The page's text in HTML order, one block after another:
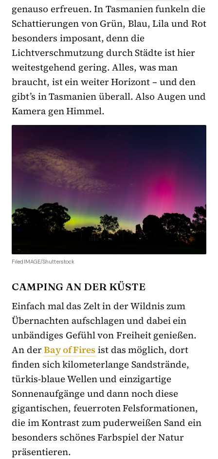
genauso erfreuen. In Tasmanien funkeln die
Schattierungen von Grün, Blau, Lila und Rot
besonders imposant, denn die
Lichtverschmutzung durch Städte ist hier
weitestgehend gering. Alles, was man
braucht, ist ein weiter Horizont – und den
gibt’s in Tasmanien überall. Also Augen und
Kamera gen Himmel.
FiledIMAGE/Shutterstock
CAMPING AN DER KÜSTE
Einfach mal das Zelt in der Wildnis zum
Übernachten aufschlagen und dabei ein
unbändiges Gefühl von Freiheit genießen.
An derBay of Firesist das möglich, dort
finden sich kilometerlange Sandstrände,
türkis-blaue Wellen und einzigartige
Sonnenaufgänge und dann noch diese
gigantischen, feuerroten Felsformationen,
die im Kontrast zum puderweißen Sand ein
besonders schönes Farbspiel der Natur
präsentieren.